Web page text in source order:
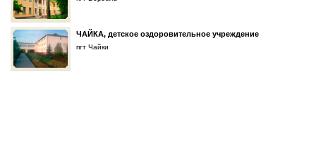
ЧАЙКА, детское оздоровительное учреждение
пгт Чайки